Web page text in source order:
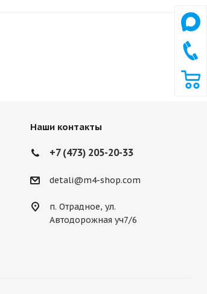
Наши контакты
+7 (473) 205-20-33
detali@m4-shop.com
п. Отрадное, ул.
Автодорожная уч7/6